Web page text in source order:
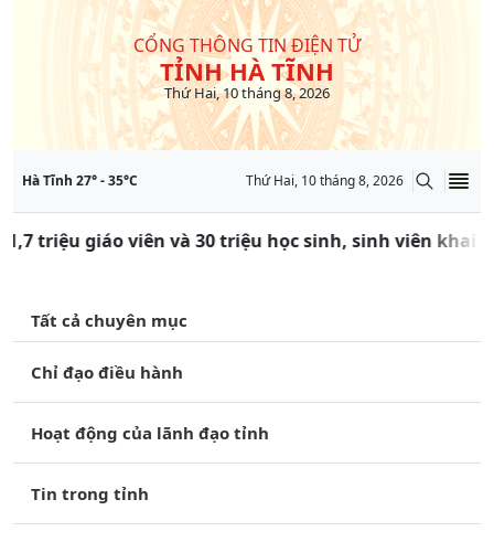
CỔNG THÔNG TIN ĐIỆN TỬ
TỈNH HÀ TĨNH
Thứ Hai, 10 tháng 8, 2026
Hà Tĩnh 27° -35°C Thứ Hai, 10 tháng 8, 2026
1,7 triệu giáo viên và 30 triệu học sinh, sinh viên khai
Tất cả chuyên mục
Chỉ đạo điều hành
Hoạt động của lãnh đạo tỉnh
Tin trong tỉnh